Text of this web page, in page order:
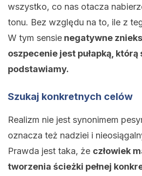
wszystko, co nas otacza
tonu. Bez względu na to, ile z
W tym sensie negatywne
oszpecenie jest pułapką, którą
podstawiamy.
Szukaj konkretnych celów
Realizm nie jest synonimem
oznacza też nadziei i
Prawda jest taka, że ​​człowiek
tworzenia ścieżki pełnej